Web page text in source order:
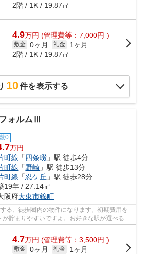
2階 / 1K / 19.87㎡
4.9万円 (管理費等：7,000円 )
敷金 0ヶ月 礼金
1ヶ月
2階 / 1K / 19.87㎡
10件を表示する
ォルムⅢ
0
万円
町線 「四条畷 」駅 徒歩4分
町線 「野崎 」駅 徒歩13分
町線 「忍ケ丘 」駅 徒歩28分
19年 / 27.14㎡
阪府大東市錦町
る、徒歩圏内の物件になります。初期費用を
貯まりやすいですよ。お好きな駅が選べるの
す。自走...
4.7万円 (管理費等：3,500円 )
敷金 0ヶ月 礼金
1ヶ月